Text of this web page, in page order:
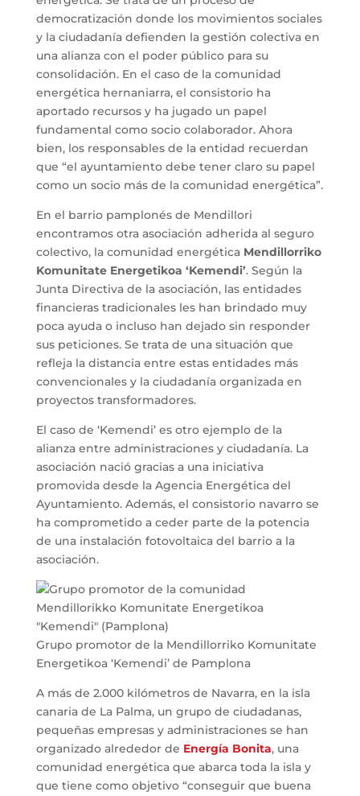
democratización donde los movimientos sociales
y la ciudadanía defienden la gestión colectiva en
una alianza con el poder público para su
consolidación. En el caso de la comunidad
energética hernaniarra, el consistorio ha
aportado recursos y ha jugado un papel
fundamental como socio colaborador. Ahora
bien, los responsables de la entidad recuerdan
que “el ayuntamiento debe tener claro su papel
como un socio más de la comunidad energética”.
En el barrio pamplonés de Mendillori
encontramos otra asociación adherida al seguro
colectivo, la comunidad energética Mendillorriko
Komunitate Energetikoa ‘Kemendi’. Según la
Junta Directiva de la asociación, las entidades
financieras tradicionales les han brindado muy
poca ayuda o incluso han dejado sin responder
sus peticiones. Se trata de una situación que
refleja la distancia entre estas entidades más
convencionales y la ciudadanía organizada en
proyectos transformadores.
El caso de ‘Kemendi’ es otro ejemplo de la
alianza entre administraciones y ciudadanía. La
asociación nació gracias a una iniciativa
promovida desde la Agencia Energética del
Ayuntamiento. Además, el consistorio navarro se
ha comprometido a ceder parte de la potencia
de una instalación fotovoltaica del barrio a la
asociación.
Grupo promotor de la Mendillorriko Komunitate
Energetikoa ‘Kemendi’ de Pamplona
A más de 2.000 kilómetros de Navarra, en la isla
canaria de La Palma, un grupo de ciudadanas,
pequeñas empresas y administraciones se han
organizado alrededor de Energía Bonita, una
comunidad energética que abarca toda la isla y
que tiene como objetivo “conseguir que buena